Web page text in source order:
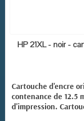
HP 21XL - noir -
Cartouche d'encre
contenance de 12.5
d'impression.